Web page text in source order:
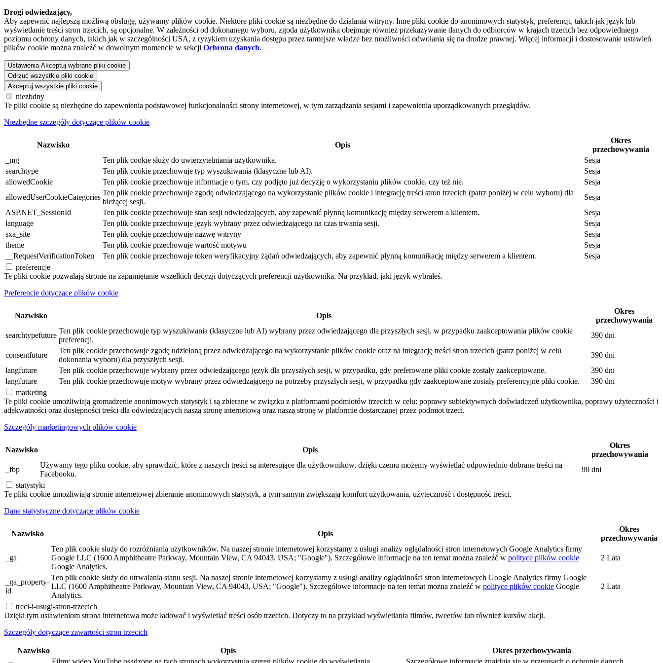
Drogi odwiedzający,
Aby zapewnić najlepszą możliwą obsługę, używamy plików cookie. Niektóre pliki cookie są niezbędne do działania witryny. Inne pliki cookie do anonimowych statystyk, preferencji, takich jak język lub
wyświetlanie treści stron trzecich, są opcjonalne. W zależności od dokonanego wyboru, zgoda użytkownika obejmuje również przekazywanie danych do odbiorców w krajach trzecich bez odpowiedniego
poziomu ochrony danych, takich jak w szczególności USA, z ryzykiem uzyskania dostępu przez tamtejsze władze bez możliwości odwołania się na drodze prawnej. Więcej informacji i dostosowanie ustawień
plików cookie można znaleźć w dowolnym momencie w sekcji Ochrona danych.
Ustawienia Akceptuj wybrane pliki cookie
Odrzuć wszystkie pliki cookie
Akceptuj wszystkie pliki cookie
niezbdny
Te pliki cookie są niezbędne do zapewnienia podstawowej funkcjonalności strony internetowej, w tym zarządzania sesjami i zapewnienia uporządkowanych przeglądów.
Niezbędne szczegóły dotyczące plików cookie
Nazwisko Opis
Okres
przechowywania
_mg
Ten plik cookie służy do uwierzytelniania użytkownika.
Sesja
searchtype
Ten plik cookie przechowuje typ wyszukiwania (klasyczne lub AI).
Sesja
allowedCookie
Ten plik cookie przechowuje informacje o tym, czy podjęto już decyzję o wykorzystaniu plików cookie, czy też nie.
Sesja
allowedUserCookieCategories
Ten plik cookie przechowuje zgodę odwiedzającego na wykorzystanie plików cookie i integrację treści stron trzecich (patrz poniżej w celu wyboru) dla
bieżącej sesji.
Sesja
ASP.NET_SessionId
Ten plik cookie przechowuje stan sesji odwiedzających, aby zapewnić płynną komunikację między serwerem a klientem.
Sesja
language
Ten plik cookie przechowuje język wybrany przez odwiedzającego na czas trwania sesji.
Sesja
sxa_site
Ten plik cookie przechowuje nazwę witryny
Sesja
theme
Ten plik cookie przechowuje wartość motywu
Sesja
__RequestVerificationToken
Ten plik cookie przechowuje token weryfikacyjny żądań odwiedzających, aby zapewnić płynną komunikację między serwerem a klientem.
Sesja
preferencje
Te pliki cookie pozwalają stronie na zapamiętanie wszelkich decyzji dotyczących preferencji użytkownika. Na przykład, jaki język wybrałeś.
Preferencje dotyczące plików cookie
Nazwisko Opis
Okres
przechowywania
searchtypefuture
Ten plik cookie przechowuje typ wyszukiwania (klasyczne lub AI) wybrany przez odwiedzającego dla przyszłych sesji, w przypadku zaakceptowania plików cookie
preferencji.
390 dni
consentfuture
Ten plik cookie przechowuje zgodę udzieloną przez odwiedzającego na wykorzystanie plików cookie oraz na integrację treści stron trzecich (patrz poniżej w celu
dokonania wyboru) dla przyszłych sesji.
390 dni
langfuture
Ten plik cookie przechowuje wybrany przez odwiedzającego język dla przyszłych sesji, w przypadku, gdy preferowane pliki cookie zostały zaakceptowane.
390 dni
langfuture
Ten plik cookie przechowuje motyw wybrany przez odwiedzającego na potrzeby przyszłych sesji, w przypadku gdy zaakceptowane zostały preferencyjne pliki cookie.
390 dni
marketing
Te pliki cookie umożliwiają gromadzenie anonimowych statystyk i są zbierane w związku z platformami podmiotów trzecich w celu: poprawy subiektywnych doświadczeń użytkownika, poprawy użyteczności i
adekwatności oraz dostępności treści dla odwiedzających naszą stronę internetową oraz naszą stronę w platformie dostarczanej przez podmiot trzeci.
Szczegóły marketingowych plików cookie
Nazwisko Opis
Okres
przechowywania
_fbp
Używamy tego pliku cookie, aby sprawdzić, które z naszych treści są interesujące dla użytkowników, dzięki czemu możemy wyświetlać odpowiednio dobrane treści na
Facebooku.
90 dni
statystyki
Te pliki cookie umożliwiają stronie internetowej zbieranie anonimowych statystyk, a tym samym zwiększają komfort użytkowania, użyteczność i dostępność treści.
Dane statystyczne dotyczące plików cookie
Nazwisko Opis
Okres
przechowywania
_ga
Ten plik cookie służy do rozróżniania użytkowników. Na naszej stronie internetowej korzystamy z usługi analizy oglądalności stron internetowych Google Analytics firmy
Google LLC (1600 Amphitheatre Parkway, Mountain View, CA 94043, USA; "Google"). Szczegółowe informacje na ten temat można znaleźć w polityce plików cookie
Google Analytics.
2 Lata
_ga_property-
id
Ten plik cookie służy do utrwalania stanu sesji. Na naszej stronie internetowej korzystamy z usługi analizy oglądalności stron internetowych Google Analytics firmy Google
LLC (1600 Amphitheatre Parkway, Mountain View, CA 94043, USA; "Google"). Szczegółowe informacje na ten temat można znaleźć w polityce plików cookie Google
Analytics.
2 Lata
treci-i-usugi-stron-trzecich
Dzięki tym ustawieniom strona internetowa może ładować i wyświetlać treści osób trzecich. Dotyczy to na przykład wyświetlania filmów, tweetów lub również kursów akcji.
Szczegóły dotyczące zawartości stron trzecich
Nazwisko Opis
Okres przechowywania
Filmy wideo YouTube osadzone na tych stronach wykorzystują szereg plików cookie do wyświetlania.
Szczegółowe informacje znajdują się w przepisach o ochronie danych